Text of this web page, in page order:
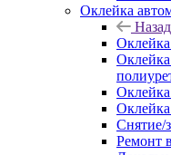
Оклейка
Назад
Оклейка
Снятие/
Ремонт